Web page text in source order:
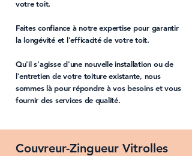
votretoit.
Faites confiance à notre expertise pour garantir
la longévité et l'efficacité de votre toit.
Qu'il s'agisse d'une nouvelle installation ou de
l'entretien de votre toitureexistante, nous
sommes là pour répondre à vos besoins et vous
fournir des services de qualité.
Couvreur-Zingueur Vitrolles